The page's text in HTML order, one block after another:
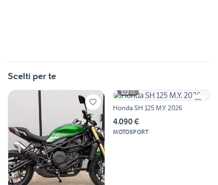
Scelti per te
11
Honda SH 125 M.Y. 2026
4.090 €
MOTOSPORT